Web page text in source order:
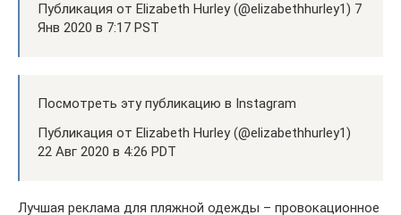
Публикация от Elizabeth Hurley (@elizabethhurley1) 7
Янв 2020 в 7:17 PST
Посмотреть эту публикацию в Instagram
Публикация от Elizabeth Hurley (@elizabethhurley1)
22 Авг 2020 в 4:26 PDT
Лучшая реклама для пляжной одежды – провокационное